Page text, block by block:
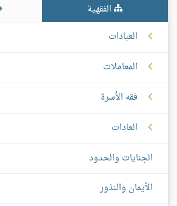
الفقهية
العبادات
المعاملات
فقه الأسرة
العادات
الجنايات والحدود
الأيمان والنذور